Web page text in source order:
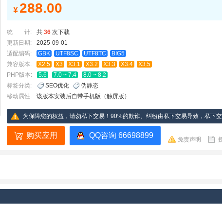
¥ 288.00
统 计: 共 36 次下载
更新日期:
2025-09-01
适配编码:
GBK UTF8SC UTF8TC
BIG5
兼容版本:
X2.5 X3 X3.1 X3.2 X3.3 X3.4
X3.5
PHP版本:
5.6 7.0 ~ 7.4
8.0 ~ 8.2
标签分类:
SEO优化
伪静态
移动属性:
该版本安装后自带手机版（触屏版）
为保障您的权益，请勿私下交易！90%的欺诈、纠纷由私下交易导致，私下
购买应用 QQ咨询 66698899 免责声明